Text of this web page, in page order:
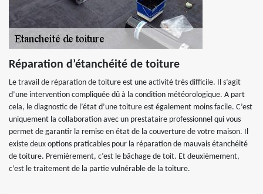
Réparation d’étanchéité de toiture
Le travail de réparation de toiture est une activité très difficile. Il s’agit
d’une intervention compliquée dû à la condition météorologique. A part
cela, le diagnostic de l’état d’une toiture est également moins facile. C’est
uniquement la collaboration avec un prestataire professionnel qui vous
permet de garantir la remise en état de la couverture de votre maison. Il
existe deux options praticables pour la réparation de mauvais étanchéité
de toiture. Premièrement, c’est le bâchage de toit. Et deuxièmement,
c’est le traitement de la partie vulnérable de la toiture.